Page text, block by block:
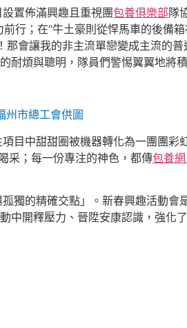
置佈滿興趣且重視團包養俱樂部隊
前行；在“牛土豪則從悍馬車的後備
那會讓我的非主流單戀變成主流的普
耐煩與聰明，隊員們警惕翼翼地將
州市總工會供圖
目中甜甜圈被機器轉化為一團團彩
采；每一份專注的神色，都傳包養
獨的精確交點」。新春興趣活動會
中開釋壓力、晉陞安康認識，強化了